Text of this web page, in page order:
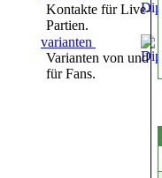
Kontakte für Live-
Partien.
varianten
Varianten von und
für Fans.